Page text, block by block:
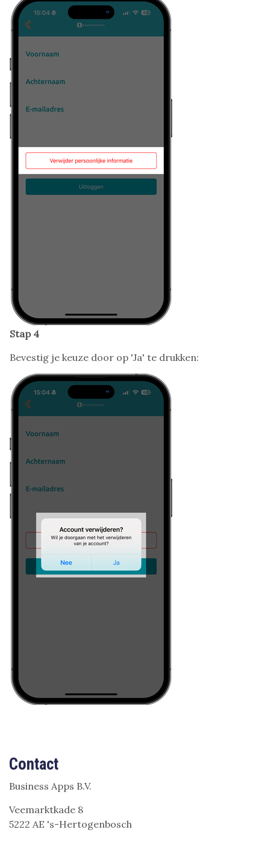
Stap 4
Bevestig je keuze door op 'Ja' te drukken:
Contact
Business Apps B.V.
Veemarktkade 8
5222 AE 's-Hertogenbosch